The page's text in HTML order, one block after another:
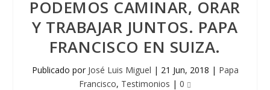
PODEMOS CAMINAR, ORAR
Y TRABAJAR JUNTOS. PAPA
FRANCISCO EN SUIZA.
Publicado por José Luis Miguel | 21 Jun, 2018 | Papa
Francisco, Testimonios | 0